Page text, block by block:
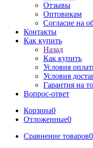
Отзывы
Оптовикам
Cогласие на
Контакты
Как купить
Назад
Как купить
Условия
Условия
Гарантия на
Вопрос-ответ
Корзина0
Отложенные0
Сравнение товаров0